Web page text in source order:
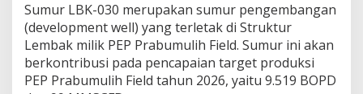
P
r
o
u
k
Sumur LBK-030 merupakan sumur pengembangan
(development well) yang terletak di Struktur
Lembak milik PEP Prabumulih Field. Sumur ini akan
berkontribusi pada pencapaian target produksi
PEP Prabumulih Field tahun 2026, yaitu 9.519 BOPD